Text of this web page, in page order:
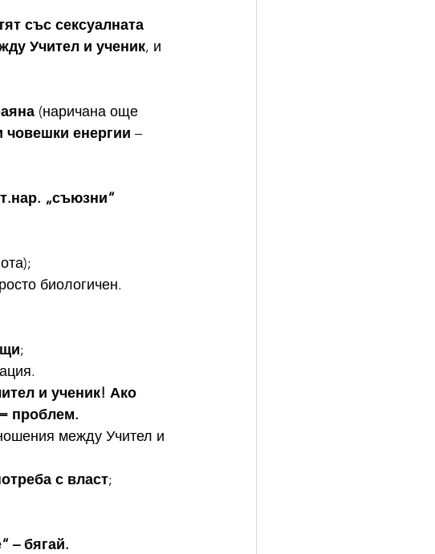
със сексуалната
Учител и ученик, и
(наричана още
човешки енергии –
„съюзни“
биологичен.
;
и ученик! Ако
проблем.
между Учител и
с власт;
– бягай.